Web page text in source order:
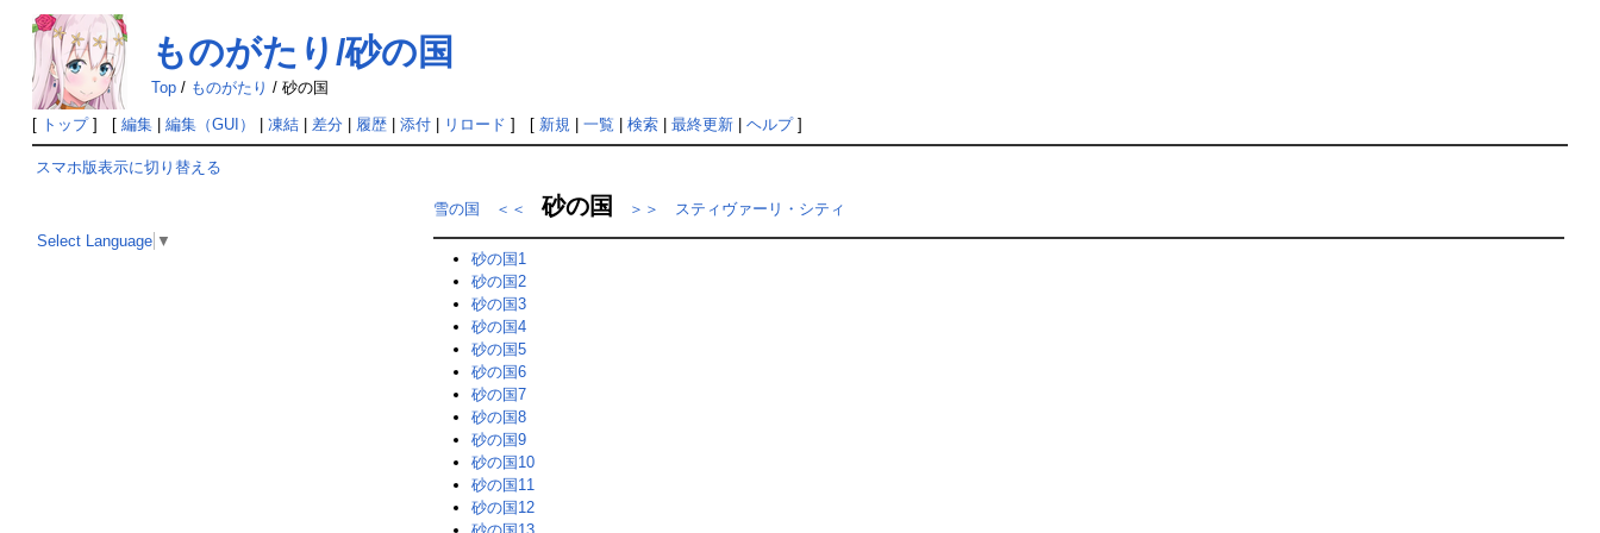
ものがたり/砂の国
Top/ ものがたり / 砂の国
[ トップ] [ 編集| 編集（GUI） 凍結| 差分| 履歴| 添付| リロード ] [ 新規| 一覧 検索| 最終更新| ヘルプ]
スマホ版表示に切り替える
Select Language ▼
雪の国 ＜＜ 砂の国 ＞＞ スティヴァーリ・シティ
砂の国1
砂の国2
砂の国3
砂の国4
砂の国5
砂の国6
砂の国7
砂の国8
砂の国9
砂の国10
砂の国11
砂の国12
砂の国13